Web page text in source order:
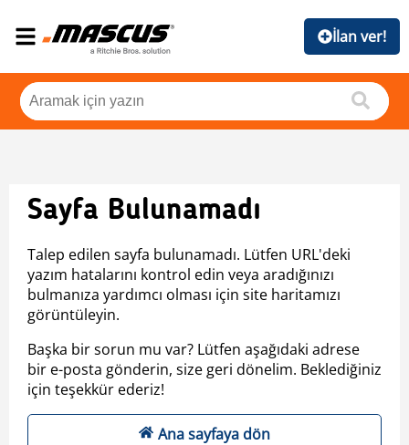
İlan ver!
Sayfa Bulunamadı
Talep edilen sayfa bulunamadı. Lütfen URL'deki
yazım hatalarını kontrol edin veya aradığınızı
bulmanıza yardımcı olması için site haritamızı
görüntüleyin.
Başka bir sorun mu var? Lütfen aşağıdaki adrese
bir e-posta gönderin, size geri dönelim. Beklediğiniz
için teşekkür ederiz!
Ana sayfaya dön